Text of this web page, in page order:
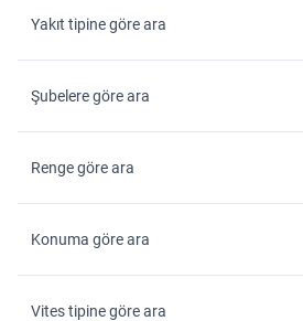
Yakıt tipine göre ara
Şubelere göre ara
Renge göre ara
Konuma göre ara
Vites tipine göre ara